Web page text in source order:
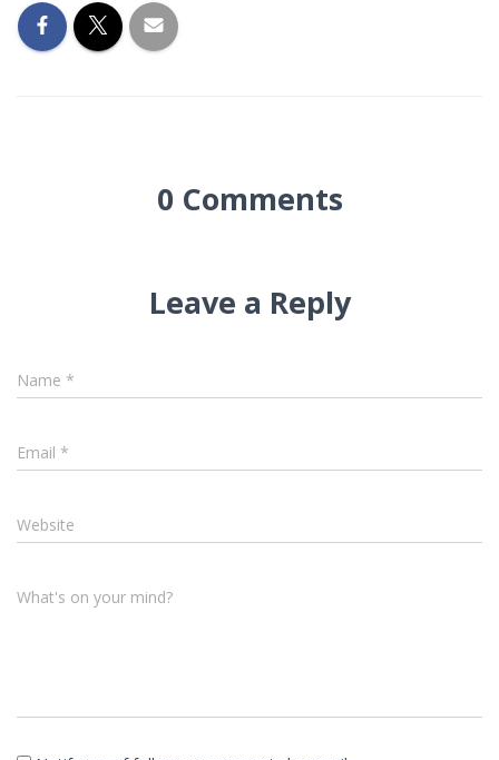
0 Comments
Leave a Reply
Name *
Email *
Website
What's on your mind?